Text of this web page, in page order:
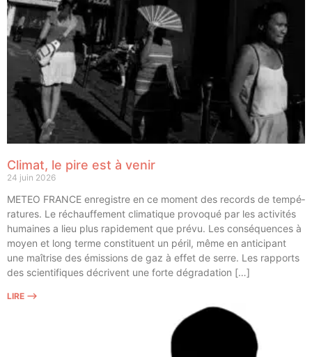
Climat, le pire est à venir
24 juin 2026
METEO FRANCE enre­gistre en ce moment des records de tem­pé­
ra­tures. Le réchauf­fe­ment cli­ma­tique pro­vo­qué par les acti­vi­tés
humaines a lieu plus rapi­de­ment que pré­vu. Les consé­quences à
moyen et long terme consti­tuent un péril, même en anti­ci­pant
une maî­trise des émis­sions de gaz à effet de serre. Les rap­ports
des scien­ti­fiques décrivent une forte dégradation […]
LIRE ⟶